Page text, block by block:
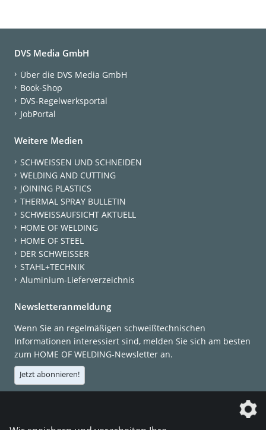
DVS Media GmbH
Über die DVS Media GmbH
Book-Shop
DVS-Regelwerksportal
JobPortal
Weitere Medien
SCHWEISSEN UND SCHNEIDEN
WELDING AND CUTTING
JOINING PLASTICS
THERMAL SPRAY BULLETIN
SCHWEISSAUFSICHT AKTUELL
HOME OF WELDING
HOME OF STEEL
DER SCHWEISSER
STAHL+TECHNIK
Aluminium-Lieferverzeichnis
Newsletteranmeldung
Wenn Sie an regelmäßigen schweißtechnischen
Informationen interessiert sind, melden Sie sich am besten
zum HOME OF WELDING-Newsletter an.
Jetzt abonnieren!
Die DVS Media GmbH ist ein Unternehmen der